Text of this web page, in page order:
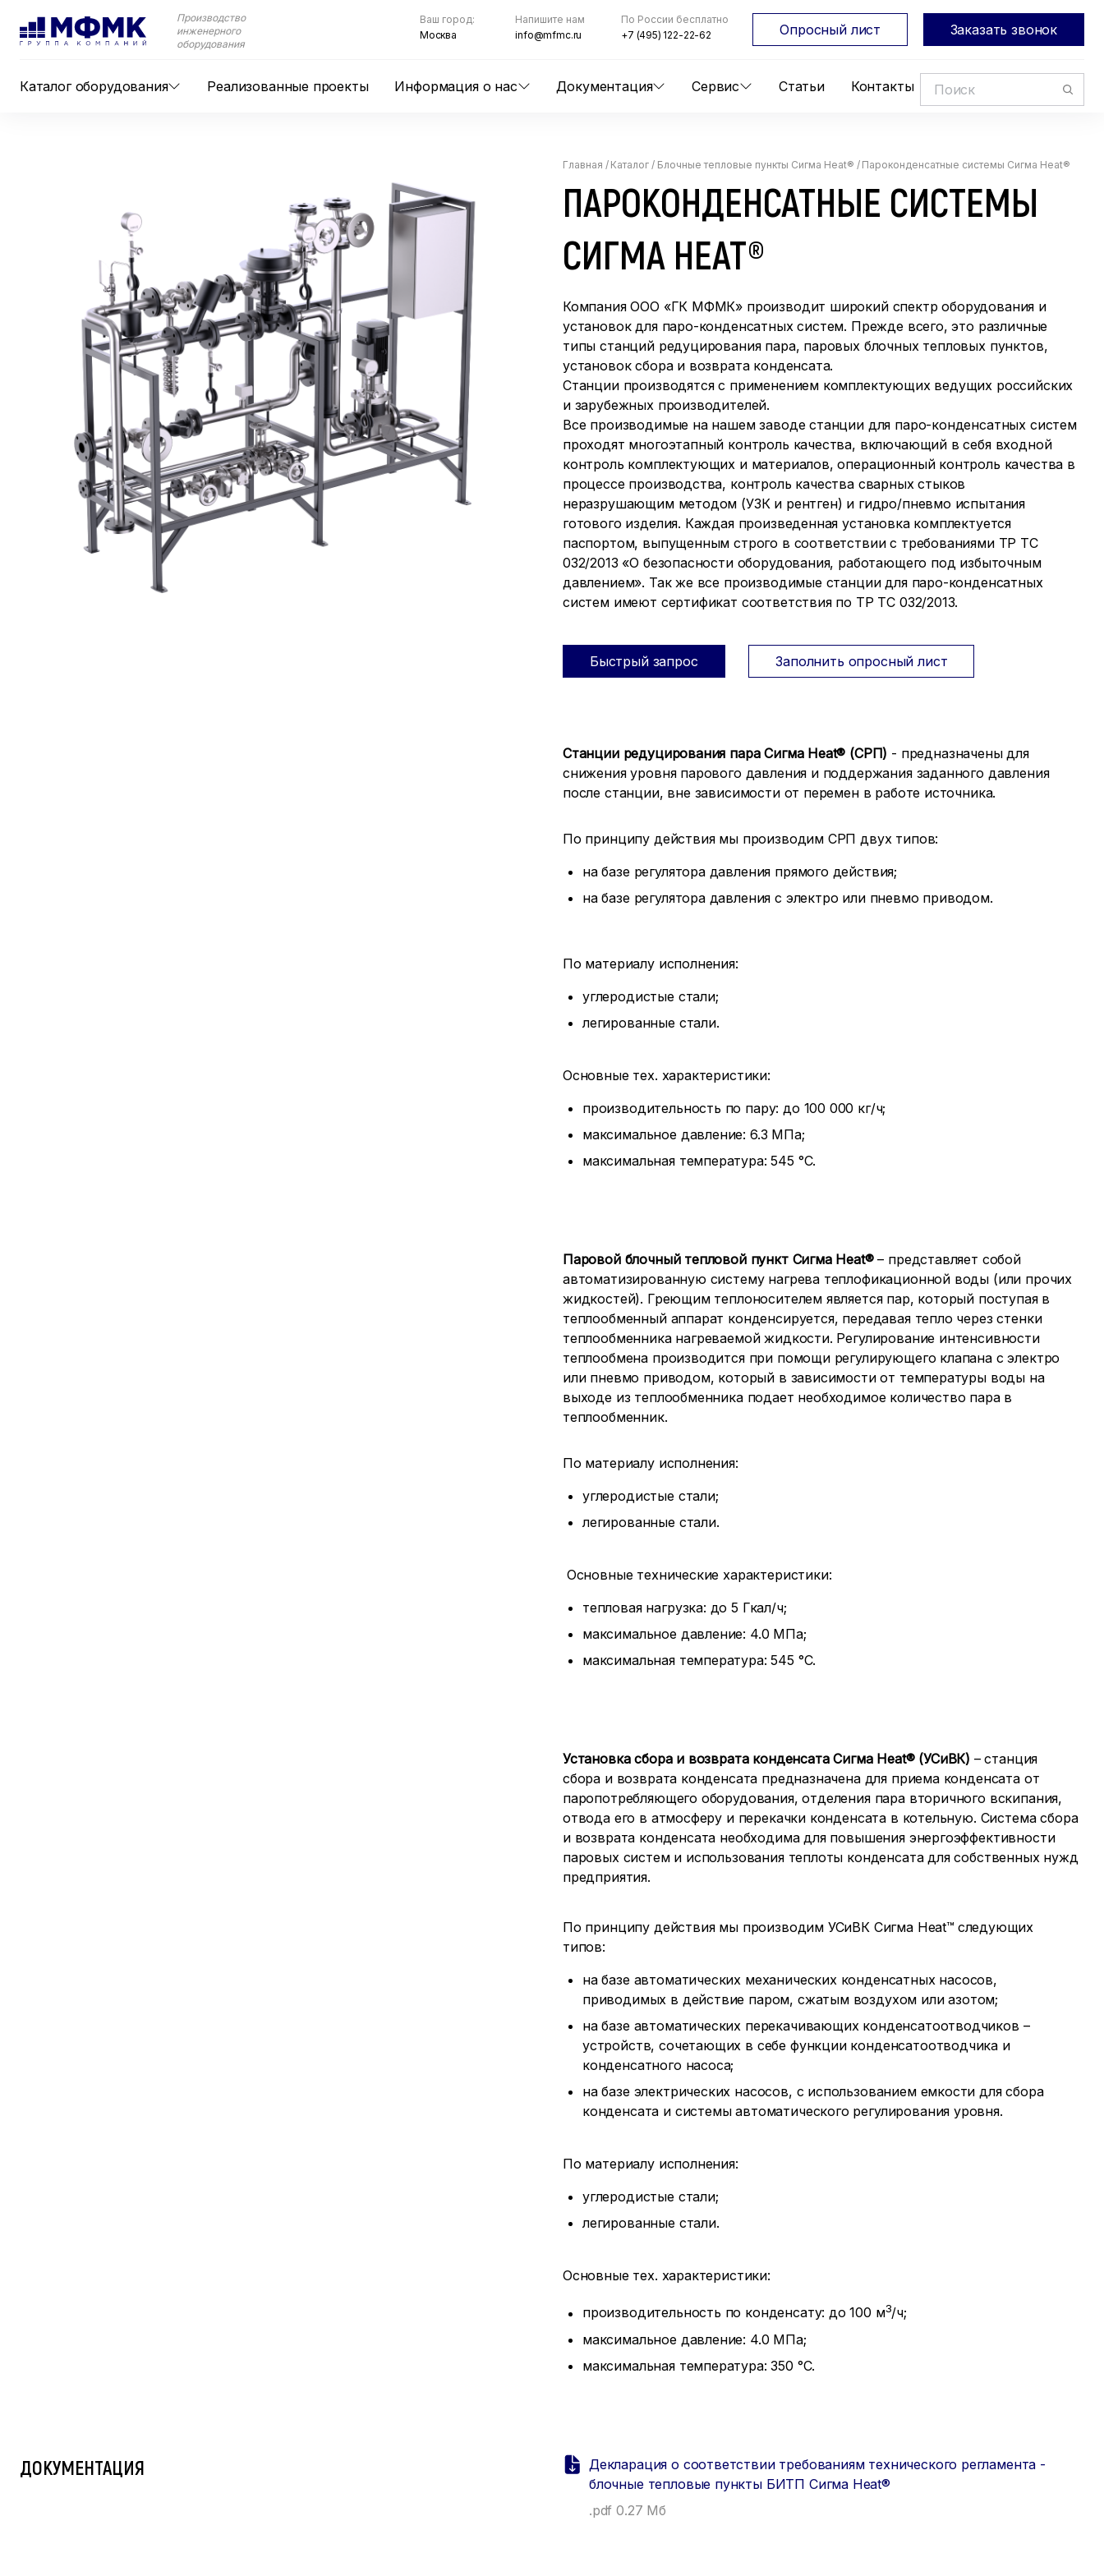
Производство
инженерного
оборудования
Каталог оборудования Реализованные проекты Информация о нас Документация Сервис Статьи Контакты
Ваш город:
Москва
Напишите нам
info@mfmc.ru
По России бесплатно
+7 (495) 122-22-62
Опросный лист Заказать звонок
Главная / Каталог / Блочные тепловые пункты Сигма Heat® / Пароконденсатные системы Сигма Heat®
ПАРОКОНДЕНСАТНЫЕ СИСТЕМЫ
СИГМА HEAT®
Компания ООО «ГК МФМК» производит широкий спектр оборудования и
установок для паро-конденсатных систем. Прежде всего, это различные
типы станций редуцирования пара, паровых блочных тепловых пунктов,
установок сбора и возврата конденсата.
Станции производятся с применением комплектующих ведущих российских
и зарубежных производителей.
Все производимые на нашем заводе станции для паро-конденсатных систем
проходят многоэтапный контроль качества, включающий в себя входной
контроль комплектующих и материалов, операционный контроль качества в
процессе производства, контроль качества сварных стыков
неразрушающим методом (УЗК и рентген) и гидро/пневмо испытания
готового изделия. Каждая произведенная установка комплектуется
паспортом, выпущенным строго в соответствии с требованиями ТР ТС
032/2013 «О безопасности оборудования, работающего под избыточным
давлением». Так же все производимые станции для паро-конденсатных
систем имеют сертификат соответствия по ТР ТС 032/2013.
Быстрый запрос Заполнить опросный лист
Станции редуцирования пара Сигма Heat® (СРП) - предназначены для
снижения уровня парового давления и поддержания заданного давления
после станции, вне зависимости от перемен в работе источника.
По принципу действия мы производим СРП двух типов:
на базе регулятора давления прямого действия;
на базе регулятора давления с электро или пневмо приводом.
По материалу исполнения:
углеродистые стали;
легированные стали.
Основные тех. характеристики:
производительность по пару: до 100 000 кг/ч;
максимальное давление: 6.3 МПа;
максимальная температура: 545 °С.
Паровой блочный тепловой пункт Сигма Heat®– представляет собой
автоматизированную систему нагрева теплофикационной воды (или прочих
жидкостей). Греющим теплоносителем является пар, который поступая в
теплообменный аппарат конденсируется, передавая тепло через стенки
теплообменника нагреваемой жидкости. Регулирование интенсивности
теплообмена производится при помощи регулирующего клапана с электро
или пневмо приводом, который в зависимости от температуры воды на
выходе из теплообменника подает необходимое количество пара в
теплообменник.
По материалу исполнения:
углеродистые стали;
легированные стали.
Основные технические характеристики:
тепловая нагрузка: до 5 Гкал/ч;
максимальное давление: 4.0 МПа;
максимальная температура: 545 °С.
Установка сбора и возврата конденсата Сигма Heat®(УСиВК) – станция
сбора и возврата конденсата предназначена для приема конденсата от
паропотребляющего оборудования, отделения пара вторичного вскипания,
отвода его в атмосферу и перекачки конденсата в котельную. Система сбора
и возврата конденсата необходима для повышения энергоэффективности
паровых систем и использования теплоты конденсата для собственных нужд
предприятия.
По принципу действия мы производим УСиВК Сигма Heat™ следующих
типов:
на базе автоматических механических конденсатных насосов,
приводимых в действие паром, сжатым воздухом или азотом;
на базе автоматических перекачивающих конденсатоотводчиков –
устройств, сочетающих в себе функции конденсатоотводчика и
конденсатного насоса;
на базе электрических насосов, с использованием емкости для сбора
конденсата и системы автоматического регулирования уровня.
По материалу исполнения:
углеродистые стали;
легированные стали.
Основные тех. характеристики:
производительность по конденсату: до 100 м3/ч;
максимальное давление: 4.0 МПа;
максимальная температура: 350 °С.
ДОКУМЕНТАЦИЯ
Декларация о соответствии требованиям технического регламента -
блочные тепловые пункты БИТП Сигма Heat®
.pdf 0.27 Мб